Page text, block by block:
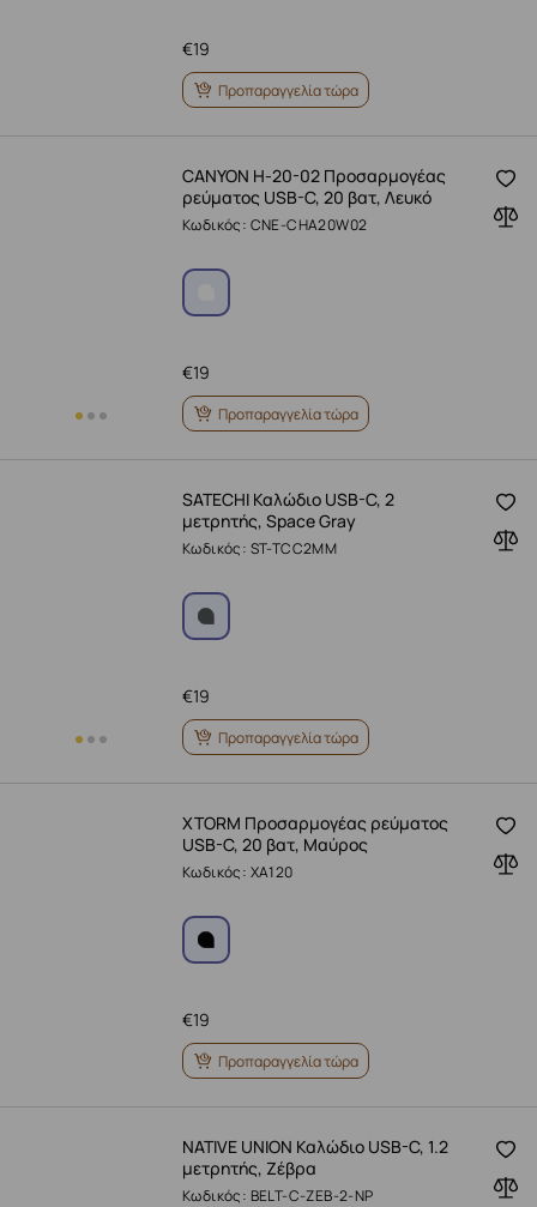
19
€
Προπαραγγελία τώρα
CANYON H-20-02 Προσαρμογέας
ρεύματος USB-C, 20 βατ, Λευκό
Κωδικός: CNE-CHA20W02
19
€
Προπαραγγελία τώρα
SATECHI Καλώδιο USB-C, 2
μετρητής, Space Gray
Κωδικός: ST-TCC2MM
19
€
Προπαραγγελία τώρα
XTORM Προσαρμογέας ρεύματος
USB-C, 20 βατ, Μαύρος
Κωδικός: XA120
19
€
Προπαραγγελία τώρα
NATIVE UNION Καλώδιο USB-C, 1.2
μετρητής, Ζέβρα
Κωδικός: BELT-C-ZEB-2-NP